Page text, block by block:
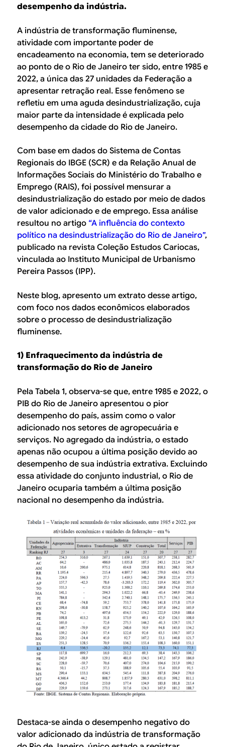
desempenho da indústria.
A indústria de transformação fluminense,
atividade com importante poder de
encadeamento na economia, tem se deteriorado
ao ponto de o Rio de Janeiro ter sido, entre 1985 e
2022, a única das 27 unidades da Federação a
apresentar retração real. Esse fenômeno se
refletiu em uma aguda desindustrialização, cuja
maior parte da intensidade é explicada pelo
desempenho da cidade do Rio de Janeiro.
Com base em dados do Sistema de Contas
Regionais do IBGE (SCR) e da Relação Anual de
Informações Sociais do Ministério do Trabalho e
Emprego (RAIS), foi possível mensurar a
desindustrialização do estado por meio de dados
de valor adicionado e de emprego. Essa análise
resultou no artigo “A influência do contexto
político na desindustrialização do Rio de Janeiro”,
publicado na revista Coleção Estudos Cariocas,
vinculada ao Instituto Municipal de Urbanismo
Pereira Passos (IPP).
Neste blog, apresento um extrato desse artigo,
com foco nos dados econômicos elaborados
sobre o processo de desindustrialização
fluminense.
1) Enfraquecimento da indústria de
transformação do Rio de Janeiro
Pela Tabela 1, observa-se que, entre 1985 e 2022, o
PIB do Rio de Janeiro apresentou o pior
desempenho do país, assim como o valor
adicionado nos setores de agropecuária e
serviços. No agregado da indústria, o estado
apenas não ocupou a última posição devido ao
desempenho de sua indústria extrativa. Excluindo
essa atividade do conjunto industrial, o Rio de
Janeiro ocuparia também a última posição
nacional no desempenho da indústria.
Destaca-se ainda o desempenho negativo do
valor adicionado da indústria de transformação